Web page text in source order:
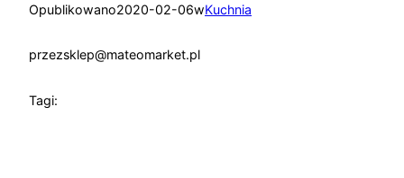
Opublikowano2020-02-06wKuchnia
przezsklep@mateomarket.pl
Tagi: